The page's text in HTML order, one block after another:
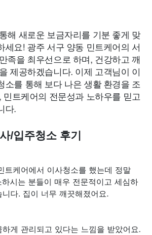
해 새로운 보금자리를 기분 좋게 맞
세요! 광주 서구 양동 민트케어의 서
족을 최우선으로 하며, 건강하고 깨
제공하겠습니다. 이제 고객님이 이
소를 통해 보다 나은 생활 환경을 조
민트케어의 전문성과 노하우를 믿고
다.
/입주청소 후기
트케어에서 이사청소를 했는데 정말
시는 분들이 매우 전문적이고 세심하
다. 집이 너무 깨끗해졌어요.
게 관리되고 있다는 느낌을 받았어요.